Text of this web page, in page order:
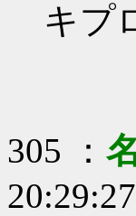
キプ
305 ：
20:29:27